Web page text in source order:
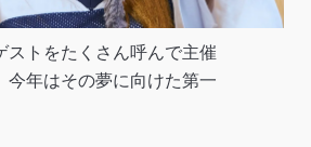
ストをたくさん呼んで主催
今年はその夢に向けた第一